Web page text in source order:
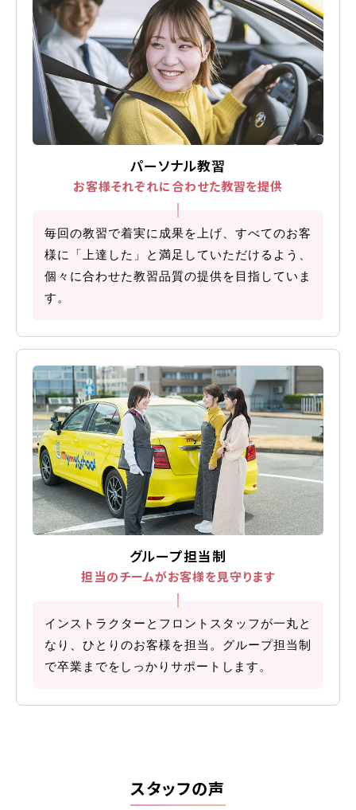
仮申込み
友人・知人
紹介
各種割引
FOLLOW SNS
パーソナル教習
お客様それぞれに合わせた教習を提供
毎回の教習で着実に成果を上げ、すべてのお客
様に「上達した」と満足していただけるよう、
個々に合わせた教習品質の提供を目指していま
す。
グループ担当制
担当のチームがお客様を見守ります
インストラクターとフロントスタッフが一丸と
なり、ひとりのお客様を担当。グループ担当制
で卒業までをしっかりサポートします。
スタッフの声